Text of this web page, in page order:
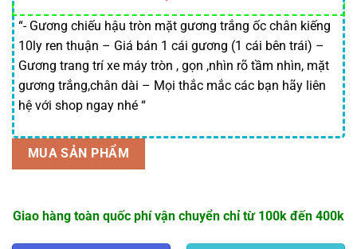
gốc
là:
41,468 ₫.
hiện
tại
là:
32,888 ₫.
“- Gương chiếu hậu tròn mặt gương trắng ốc chân kiếng
10ly ren thuận – Giá bán 1 cái gương (1 cái bên trái) –
Gương trang trí xe máy tròn , gọn ,nhìn rõ tầm nhìn, mặt
gương trắng,chân dài – Mọi thắc mắc các bạn hãy liên
hệ với shop ngay nhé “
MUA SẢN PHẨM
Giao hàng toàn quốc phí vận chuyển chỉ từ 100k đến 400k